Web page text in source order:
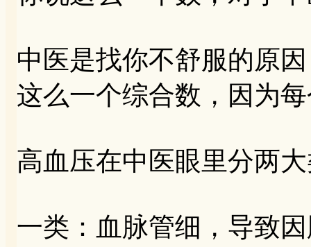
中医是找你不舒服的原
这么一个综合数，因为
高血压在中医眼里分两
一类：血脉管细，导致